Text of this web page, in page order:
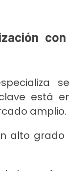
está
amplio.
alto